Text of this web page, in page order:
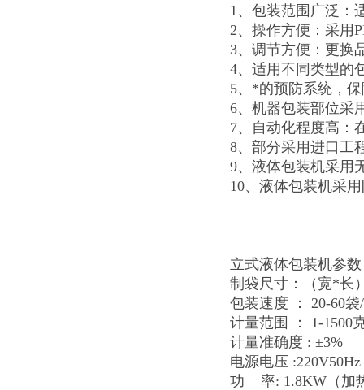
1、包装范围广泛：
2、操作方便：采用
3、调节方便：更换
4、适用不同类型的
5、*的预防系统，
6、机器包装部位采
7、自动化程度高：
8、部分采用进口工
9、液体包装机采用
10、液体包装机采
立式液体包装机参
制袋尺寸：（宽*长
包装速度 ： 20-60
计量范围 ： 1-1500
计量准确度 : ±3%
电源电压
功 率: 1.8KW（加